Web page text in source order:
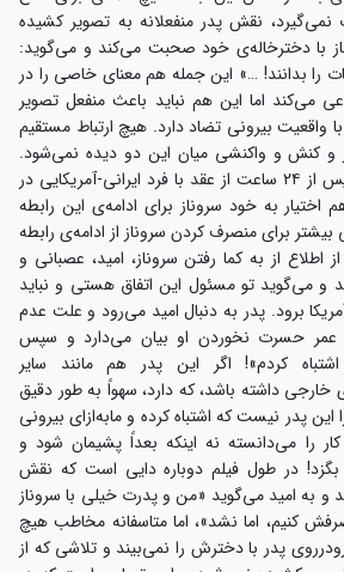
نقش پدر منفعلانه به تصویر کشیده
با دخترخاله‌ی خود صحبت می‌کند و می‌گوید:
را بدانند! …» این جمله هم معنای خاصی را در
اما این هم نباید باعث منفعل تصویر
بیرونی تضاد دارد. هیچ ارتباط مستقیم
و کنش و واکنشی میان این دو دیده نمی‌شود.
حتی در جایی که سروناز پس از ۲۴ ساعت از عقد با فرد ایرانی-آمریکایی در
اختیار به خود سروناز برای ادامه‌ی این رابطه
برای منصرف کردن سروناز از ادامه‌ی رابطه
از به کما رفتن سروناز، امید، عصبانی و
و می‌گوید تو مسئول این اتفاق هستی و نباید
برود. پدر به دنبال امید می‌رود و علت عدم
عمر حسرت نخوردن او بیان می‌دارد و سپس
کردم»! اگر این پدر هم مانند سایر
داشته باشد، که دارد، سهواً به طور دقیق
پدر نیست که اشتباه کرده و مابه‌ازای بیرونی
را می‌دانسته نه اینکه بعداً پشیمان شود و
در طول فیلم دوباره دایی است که نقش
و به امید می‌گوید «من و پدرت خیلی با سروناز
کنیم، اما نشد»، اما متاسفانه مخاطب هیچ
پدر با دخترش را نمی‌بیند و تلاشی که از